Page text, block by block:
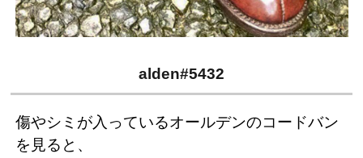
alden#5432
傷やシミが入っているオールデンのコードバン
を見ると、